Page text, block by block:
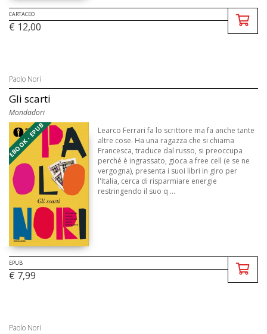
CARTACEO
€ 12,00
Paolo Nori
Gli scarti
Mondadori
EBOOK - EPUB
Learco Ferrari fa lo scrittore ma fa anche tante
altre cose. Ha una ragazza che si chiama
Francesca, traduce dal russo, si preoccupa
perché è ingrassato, gioca a free cell (e se ne
vergogna), presenta i suoi libri in giro per
l'Italia, cerca di risparmiare energie
restringendo il suo q ...
EPUB
€ 7,99
Paolo Nori